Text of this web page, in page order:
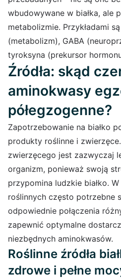
wbudowywane w białka, ale
metabolizmie. Przykładami
(metabolizm), GABA
tyroksyna (prekursor
Źródła: skąd
aminokwasy
półegzogenne?
Zapotrzebowanie na białko
produkty roślinne i
zwierzęcego jest zazwyczaj
organizm, ponieważ swoją
przypomina ludzkie białko.
roślinnych często potrzebne
odpowiednie połączenia
zapewnić optymalne
niezbędnych aminokwasów.
Roślinne źródła
zdrowe i pełne